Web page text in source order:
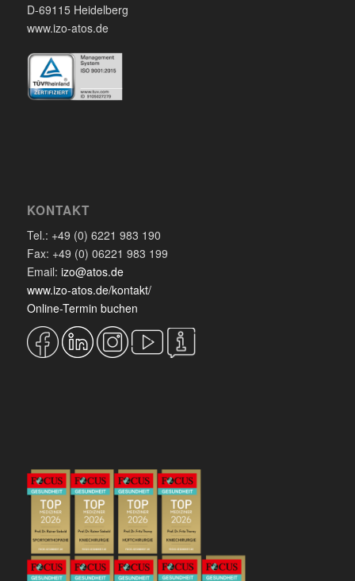
D-69115 Heidelberg
www.izo-atos.de
KONTAKT
Tel.: +49 (0) 6221 983 190
Fax: +49 (0) 06221 983 199
Email: izo@atos.de
www.izo-atos.de/kontakt/
Online-Termin buchen